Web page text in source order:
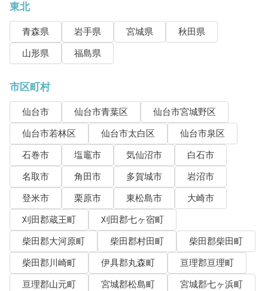
東北
青森県 岩手県 宮城県
秋田県
山形県
福島県
市区町村
仙台市 仙台市青葉区
仙台市宮城野区
仙台市若林区
仙台市太白区
仙台市泉区
石巻市
塩竈市 気仙沼市
白石市
名取市
角田市 多賀城市
岩沼市
登米市
栗原市 東松島市
大崎市
刈田郡蔵王町
刈田郡七ヶ宿町
柴田郡大河原町
柴田郡村田町
柴田郡柴田町
柴田郡川崎町
伊具郡丸森町
亘理郡亘理町
亘理郡山元町
宮城郡松島町
宮城郡七ヶ浜町